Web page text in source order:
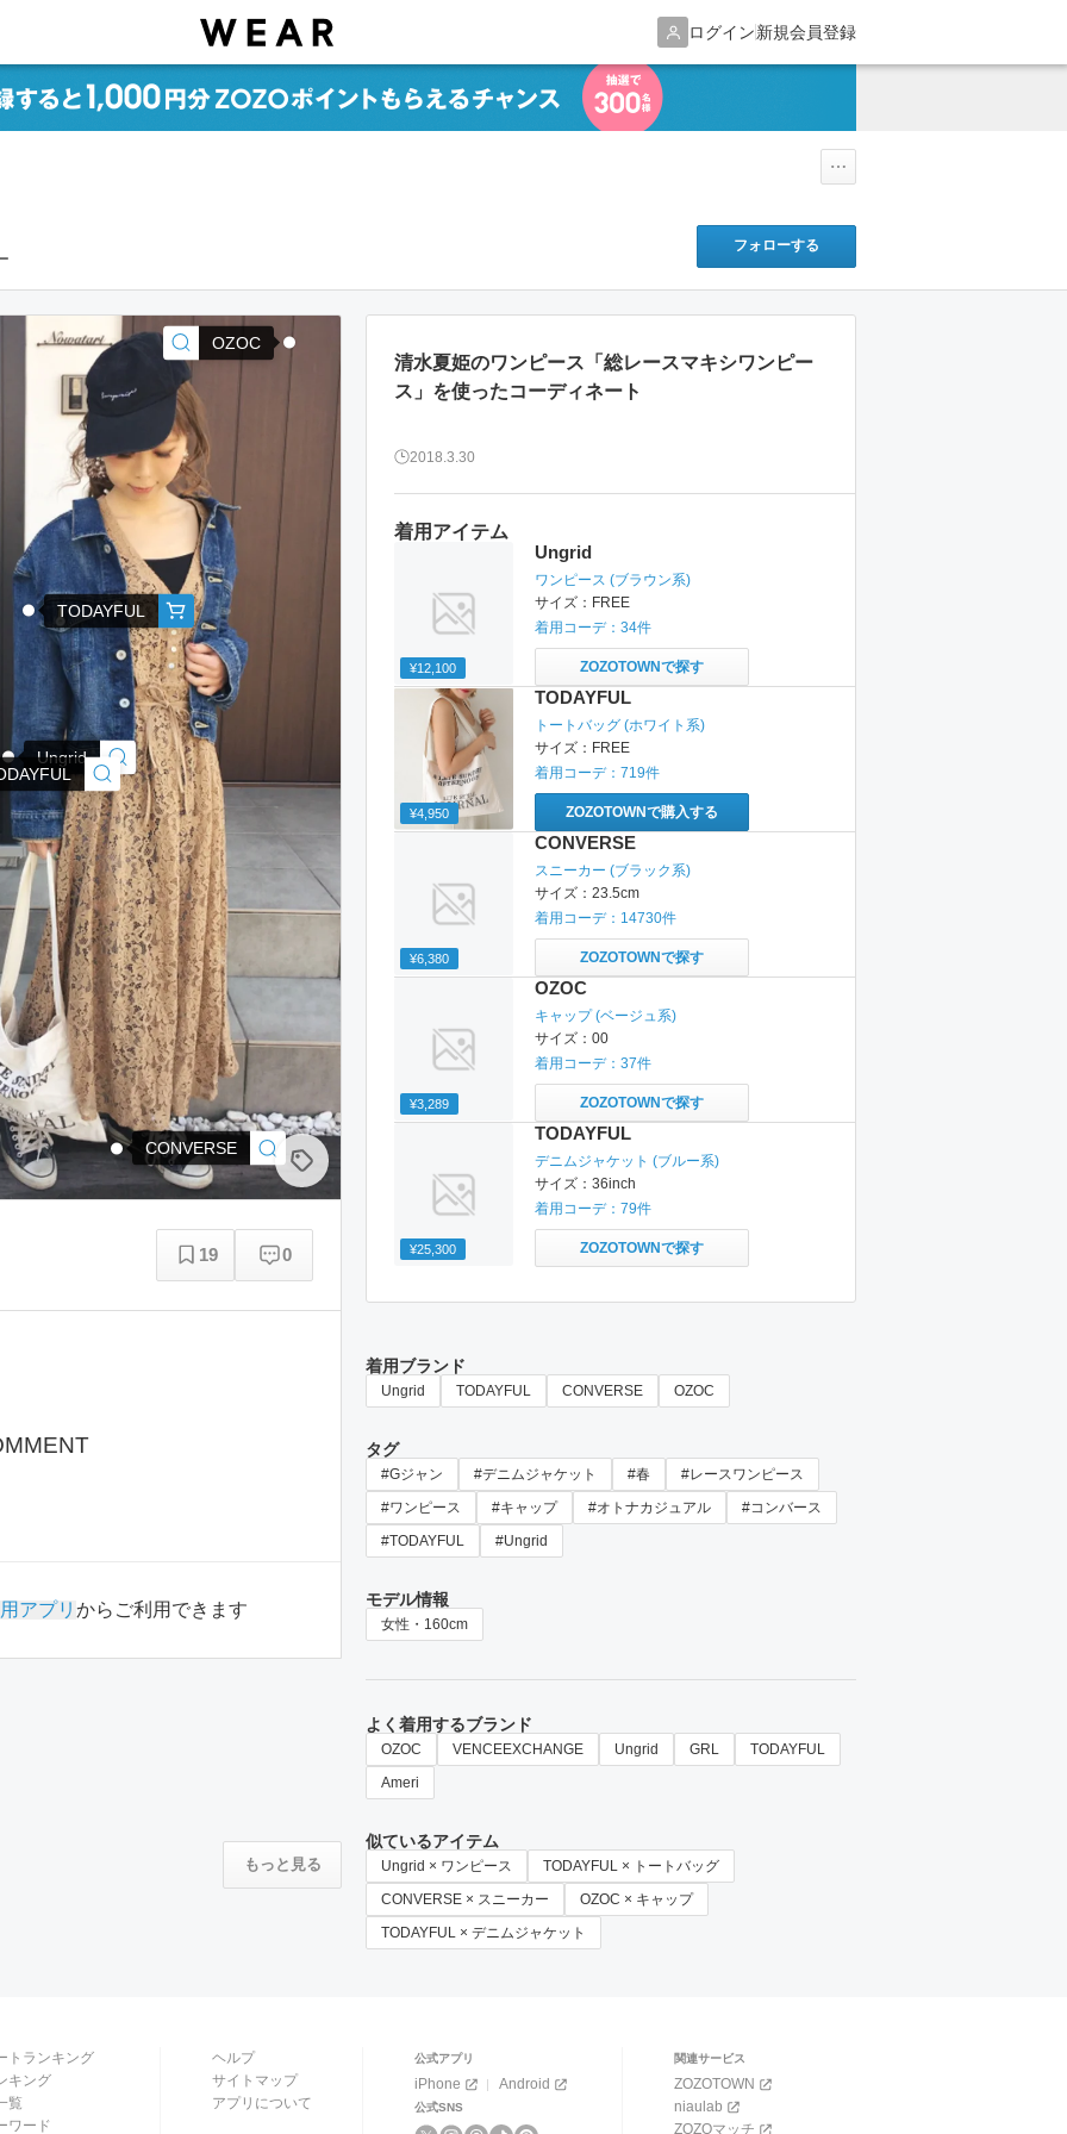
ログイン新規会員登録
フォローする
Ungrid
TODAYFUL
CONVERSE
OZOC
19 0
アプリ からご利用できます
着用アイテム
¥12,100
Ungrid
ワンピース (ブラウン系)
サイズ： FREE
着用コーデ： 34件
ZOZOTOWNで探す
¥4,950
TODAYFUL
トートバッグ (ホワイト系)
サイズ： FREE
着用コーデ： 719件
ZOZOTOWNで購入する
¥6,380
CONVERSE
スニーカー (ブラック系)
サイズ： 23.5cm
着用コーデ： 14730件
ZOZOTOWNで探す
¥3,289
OZOC
キャップ(ベージュ系)
サイズ： 00
着用コーデ： 37件
ZOZOTOWNで探す
¥25,300
TODAYFUL
デニムジャケット (ブルー系)
サイズ： 36inch
着用コーデ： 79件
ZOZOTOWNで探す
清水夏姫のワンピース「総レースマキシワンピー
ス」を使ったコーディネート
2018.3.30
着用ブランド
Ungrid TODAYFUL CONVERSE OZOC
タグ
#Gジャン #デニムジャケット #春
#レースワンピース
#ワンピース
#キャップ #オトナカジュアル
#コンバース
#TODAYFUL
#Ungrid
モデル情報
女性・160cm
よく着用するブランド
OZOC VENCEEXCHANGE Ungrid GRL
TODAYFUL
Ameri
似ているアイテム
Ungrid × ワンピース
TODAYFUL × トートバッグ
CONVERSE × スニーカー
OZOC × キャップ
TODAYFUL × デニムジャケット
もっと見る
トランキング
キング
覧
ワード
ヘルプ
サイトマップ
アプリについて
公式アプリ
iPhone Android
公式SNS
関連サービス
ZOZOTOWN
niaulab
ZOZOマッチ